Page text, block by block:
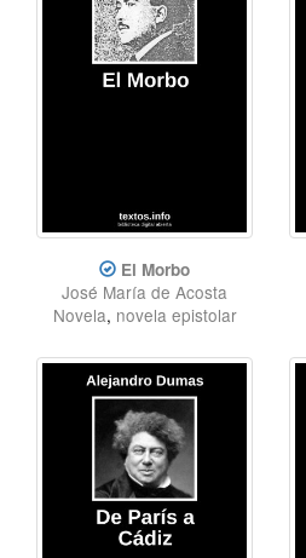
El Morbo
José María de Acosta
Novela, novela epistolar